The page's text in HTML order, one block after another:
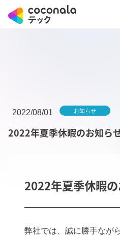
2022/08/01 お知らせ
2022年夏季休暇のお知ら
2022年夏季休暇
弊社では、誠に勝手なが